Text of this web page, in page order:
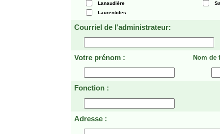
Lanaudière
Laurentides
Courriel de l'administrateur:
Votre prénom : Nom de
Fonction :
Adresse :